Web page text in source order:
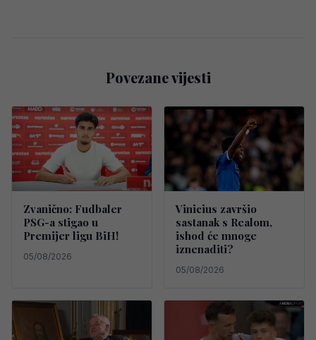
Povezane vijesti
Zvanično: Fudbaler
PSG-a stigao u
Premijer ligu BiH!
05/08/2026
Vinicius završio
sastanak s Realom,
ishod će mnoge
iznenaditi?
05/08/2026